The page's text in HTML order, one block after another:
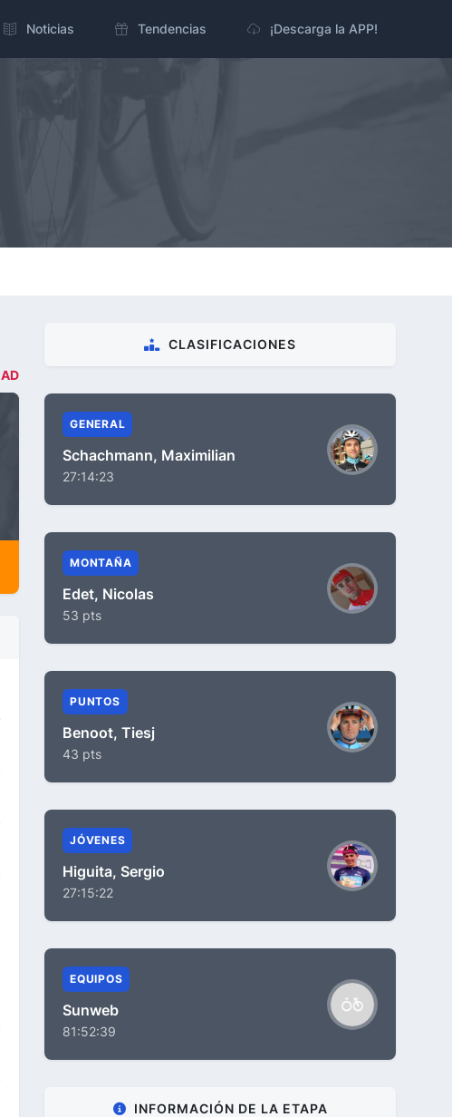
Noticias Tendencias ¡Descarga la APP!
AD
CLASIFICACIONES
GENERAL
Schachmann, Maximilian
27:14:23
MONTAÑA
Edet, Nicolas
53 pts
PUNTOS
Benoot, Tiesj
43 pts
JÓVENES
Higuita, Sergio
27:15:22
EQUIPOS
Sunweb
81:52:39
INFORMACIÓN DE LA ETAPA